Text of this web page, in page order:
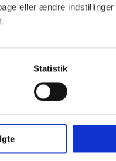
eller ændre
og finansiere
og til at vise dig
Statistik